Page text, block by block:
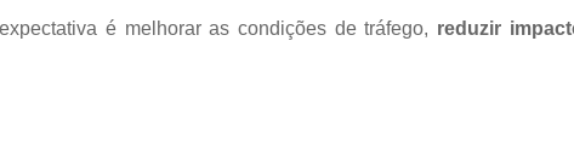
é melhorar as condições de tráfego, reduzir